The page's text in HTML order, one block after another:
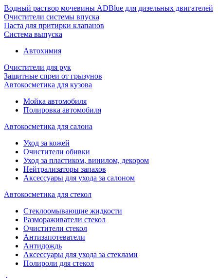
Водный раствор мочевины ADBlue для дизельных двигателей
Очистители системы впуска
Паста для притирки клапанов
Система выпуска
Автохимия
Очистители для рук
Защитные спреи от грызунов
Автокосметика для кузова
Мойка автомобиля
Полировка автомобиля
Автокосметика для салона
Уход за кожей
Очистители обивки
Уход за пластиком, винилом, декором
Нейтрализаторы запахов
Аксессуары для ухода за салоном
Автокосметика для стекол
Стеклоомывающие жидкости
Размораживатели стекол
Очистители стекол
Антизапотеватели
Антидождь
Аксессуары для ухода за стеклами
Полироли для стекол